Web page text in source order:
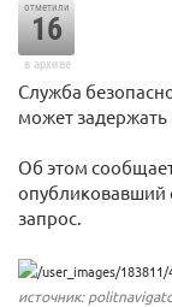
отметили
16
в архиве
Служба
может
Об этом
опубликовавший
запрос.
источник: